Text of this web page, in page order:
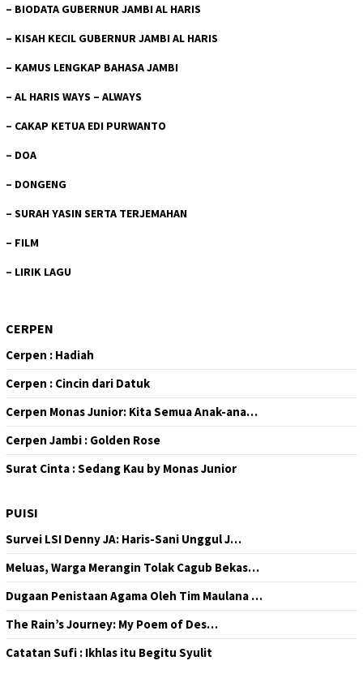
– BIODATA GUBERNUR JAMBI AL HARIS
– KISAH KECIL GUBERNUR JAMBI AL HARIS
– KAMUS LENGKAP BAHASA JAMBI
– AL HARIS WAYS – ALWAYS
– CAKAP KETUA EDI PURWANTO
– DOA
– DONGENG
– SURAH YASIN SERTA TERJEMAHAN
– FILM
– LIRIK LAGU
CERPEN
Cerpen : Hadiah
Cerpen : Cincin dari Datuk
Cerpen Monas Junior: Kita Semua Anak-ana…
Cerpen Jambi : Golden Rose
Surat Cinta : Sedang Kau by Monas Junior
PUISI
Survei LSI Denny JA: Haris-Sani Unggul J…
Meluas, Warga Merangin Tolak Cagub Bekas…
Dugaan Penistaan Agama Oleh Tim Maulana …
The Rain’s Journey: My Poem of Des…
Catatan Sufi : Ikhlas itu Begitu Syulit